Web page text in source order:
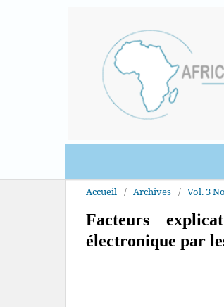
Accueil / Archives / Vol. 3
Facteurs
électronique par